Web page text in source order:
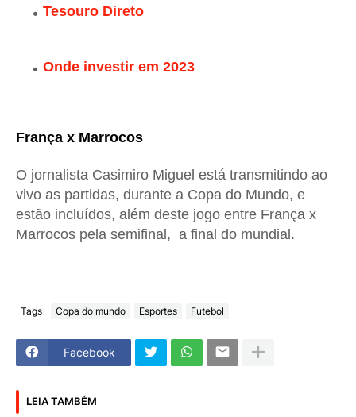
Tesouro Direto
Onde investir em 2023
França x Marrocos
O jornalista Casimiro Miguel está transmitindo ao
vivo as partidas, durante a Copa do Mundo, e
estão incluídos, além deste jogo entre França x
Marrocos pela semifinal, a final do mundial.
Tags Copa do mundo Esportes Futebol
Facebook
LEIA TAMBÉM